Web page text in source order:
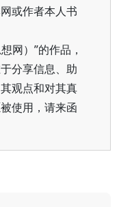
或作者本人书
网）”的作品，
分享信息、助
观点和对其真
使用，请来函